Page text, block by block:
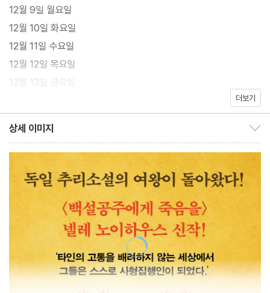
해자 유족들의 분노를 부채질하는 사적 제재 집단, 세계 곳곳에서 점
점 쟁점화되어가는 난민과 통합 정책, 진실 여부와 상관없이 뉴스거
리를 양산하는 데 몰두하는 언론, 피해자의 고통은 조금도 배려하지
않는 소셜미디어의 댓글과 밈 문화, 디지털 원주민이라고도 불리는
십대들의 문화 등을 크리스마스 직전 14일간의 미스터리로 녹여낸,
넬레 노이하우스의 대표작이자 독일과 유럽 미스터리의 진면목을
유감없이 보여주는 ‘타우누스 시리즈’는 부드러운 카리스마를 가진
산더를 중심으로 호프하임 경찰서 강력11반의 개성 넘치는 경찰들
이, 독일 헤센주 대자연의 품에 자리한 타우누스 지역의 살인사건을
풀어가는 고품격 범죄 미스터리다. 실제로 타우누스 지역에서 성장
한 넬레 노이하우스가 자비 출판으로 2005년부터 펴내기 시작한
이 시리즈의 네 번째 작품 《백설공주에게 죽음을》은 30개가 넘는
나라에서 출간되어 총 1,000만 부 이상 판매되었고 국내에서도 독
일 장르 소설의 대중적 인지도를 크게 높인 바 있다. 2013년부터 타
12월 9일 월요일
12월 10일 화요일
12월 11일 수요일
12월 12일 목요일
12월 13일 금요일
12월 16일 월요일
더보기
상세 이미지